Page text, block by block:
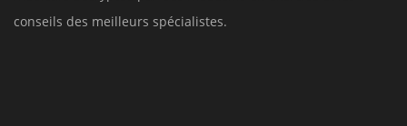
conseils des meilleurs spécialistes.